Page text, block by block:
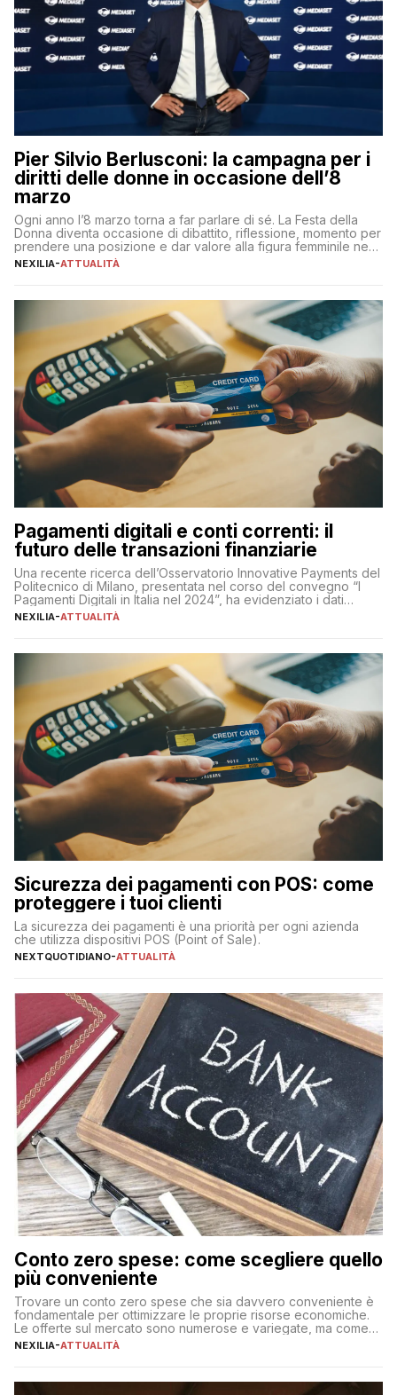
Pier Silvio Berlusconi: la campagna per i
diritti delle donne in occasione dell’8
marzo
Ogni anno l’8 marzo torna a far parlare di sé. La Festa della
Donna diventa occasione di dibattito, riflessione, momento per
prendere una posizione e dar valore alla figura femminile nella
sua complessità e crucialità. A lanciare un messaggio “forte e
NEXILIA-ATTUALITÀ
Pagamenti digitali e conti correnti: il
futuro delle transazioni finanziarie
Una recente ricerca dell’Osservatorio Innovative Payments del
Politecnico di Milano, presentata nel corso del convegno “I
Pagamenti Digitali in Italia nel 2024”, ha evidenziato i dati
definitivi del primo semestre 2024 relativamente alle
NEXILIA-ATTUALITÀ
Sicurezza dei pagamenti con POS: come
proteggere i tuoi clienti
La sicurezza dei pagamenti è una priorità per ogni azienda
che utilizza dispositivi POS (Point of Sale).
NEXTQUOTIDIANO-ATTUALITÀ
Conto zero spese: come scegliere quello
più conveniente
Trovare un conto zero spese che sia davvero conveniente è
fondamentale per ottimizzare le proprie risorse economiche.
Le offerte sul mercato sono numerose e variegate, ma come
individuare quella più adatta alle proprie esigenze senza
sul […]
NEXILIA-ATTUALITÀ